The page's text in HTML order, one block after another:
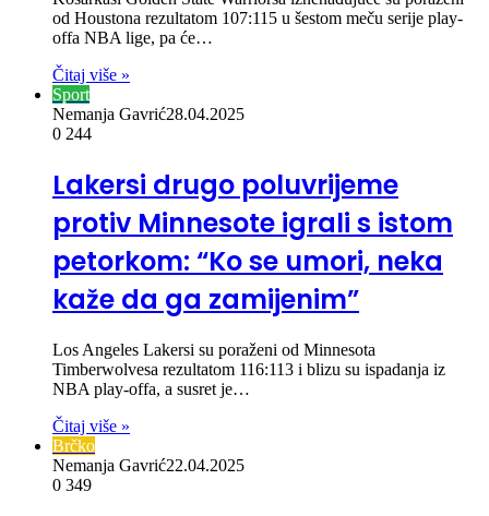
od Houstona rezultatom 107:115 u šestom meču serije play-
offa NBA lige, pa će…
Čitaj više »
Sport
Nemanja Gavrić28.04.2025
0 244
Lakersi drugo poluvrijeme
protiv Minnesote igrali s istom
petorkom: “Ko se umori, neka
kaže da ga zamijenim”
Los Angeles Lakersi su poraženi od Minnesota
Timberwolvesa rezultatom 116:113 i blizu su ispadanja iz
NBA play-offa, a susret je…
Čitaj više »
Brčko
Nemanja Gavrić22.04.2025
0 349